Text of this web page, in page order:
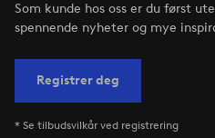
Som kunde hos oss er du først
spennende nyheter og mye
Registrer deg
* Se tilbudsvilkår ved registrering